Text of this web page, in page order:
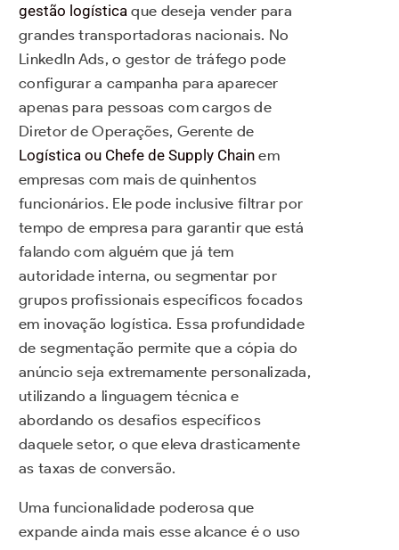
gestão logística que deseja vender para
grandes transportadoras nacionais. No
LinkedIn Ads, o gestor de tráfego pode
configurar a campanha para aparecer
apenas para pessoas com cargos de
Diretor de Operações, Gerente de
Logística ou Chefe de Supply Chain em
empresas com mais de quinhentos
funcionários. Ele pode inclusive filtrar por
tempo de empresa para garantir que está
falando com alguém que já tem
autoridade interna, ou segmentar por
grupos profissionais específicos focados
em inovação logística. Essa profundidade
de segmentação permite que a cópia do
anúncio seja extremamente personalizada,
utilizando a linguagem técnica e
abordando os desafios específicos
daquele setor, o que eleva drasticamente
as taxas de conversão.
Uma funcionalidade poderosa que
expande ainda mais esse alcance é o uso